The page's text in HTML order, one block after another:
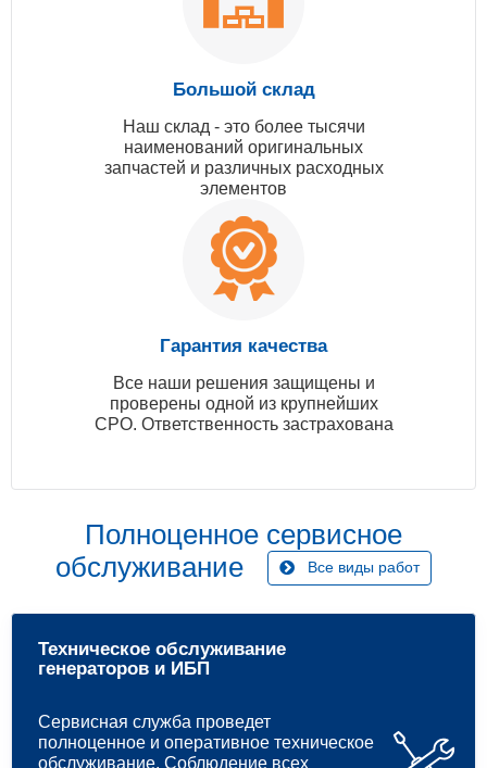
Большой склад
Наш склад - это более тысячи
наименований оригинальных
запчастей и различных расходных
элементов
Гарантия качества
Все наши решения защищены и
проверены одной из крупнейших
СРО. Ответственность застрахована
Полноценное сервисное
обслуживание
Все виды работ
Техническое обслуживание
генераторов и ИБП
Сервисная служба проведет
полноценное и оперативное техническое
обслуживание. Соблюдение всех